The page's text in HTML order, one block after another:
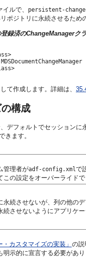
ルで、 persistent-
ポジトリに永続させるため
録済のChangeManagerク
て作成します。詳細は、
構成
デフォルトでセッション
きます。
管理者がadf-config.xmlで
この設定をオーバーライド
永続させないが、列の他の
続させないようにアプリケ
カスタマイズの実装」 の説
明示的に宣言する必要があ